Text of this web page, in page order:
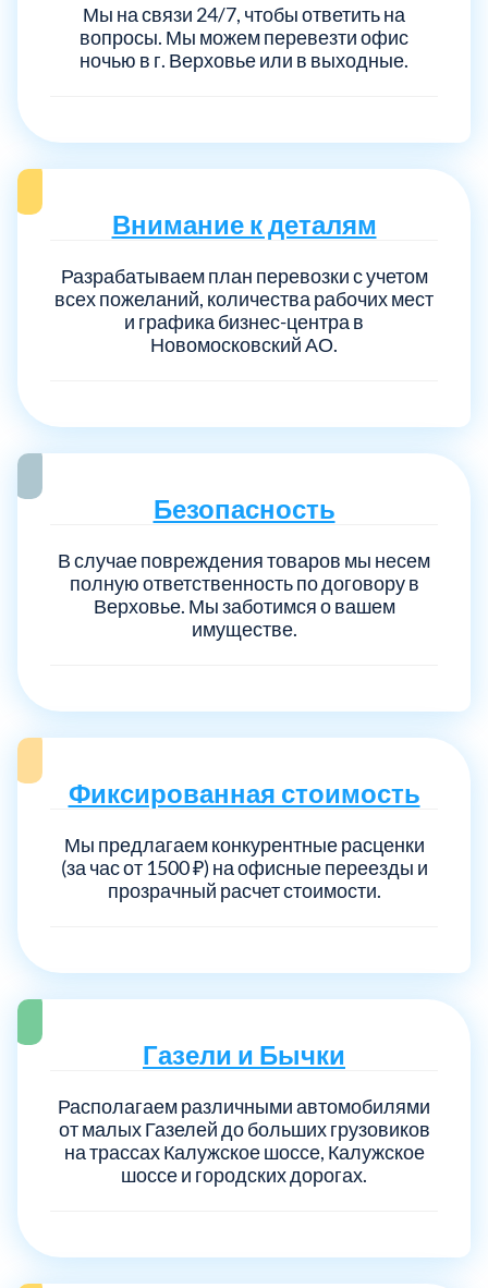
Мы на связи 24/7, чтобы ответить на
вопросы. Мы можем перевезти офис
ночью в г. Верховье или в выходные.
Внимание к деталям
Разрабатываем план перевозки с учетом
всех пожеланий, количества рабочих мест
и графика бизнес-центра в
Новомосковский АО.
Безопасность
В случае повреждения товаров мы несем
полную ответственность по договору в
Верховье. Мы заботимся о вашем
имуществе.
Фиксированная стоимость
Мы предлагаем конкурентные расценки
(за час от 1500 ₽) на офисные переезды и
прозрачный расчет стоимости.
Газели и Бычки
Располагаем различными автомобилями
от малых Газелей до больших грузовиков
на трассах Калужское шоссе, Калужское
шоссе и городских дорогах.